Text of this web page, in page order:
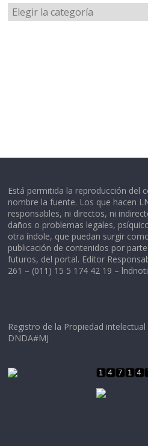
Categorías
Está permitida la reproducción del
nombre la fuente. Los que hacen
responsables, ni directos, ni
daños o problemas legales,
otra índole, que puedan surgir
publicación de contenidos por
futuros, del portal. Editor
261 – (011) 15 5 174 42 19 –
Registro de la Propiedad
DNDA#MJ